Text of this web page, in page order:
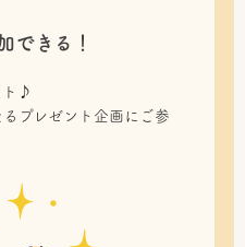
できる！
ト♪
プレゼント企画にご参